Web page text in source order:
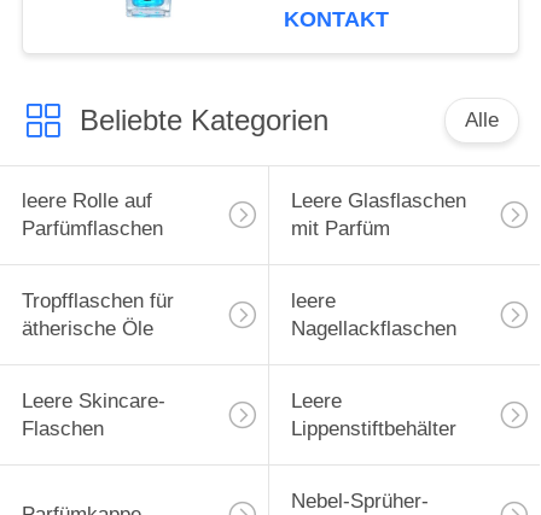
KONTAKT
Beliebte Kategorien Alle
leere Rolle auf
Parfümflaschen
Leere Glasflaschen
mit Parfüm
Tropfflaschen für
ätherische Öle
leere
Nagellackflaschen
Leere Skincare-
Flaschen
Leere
Lippenstiftbehälter
Nebel-Sprüher-